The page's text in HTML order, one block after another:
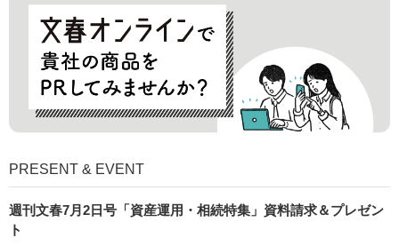
PRESENT & EVENT
週刊文春7月2日号「資産運用・相続特集」資料請求＆プレゼン
ト